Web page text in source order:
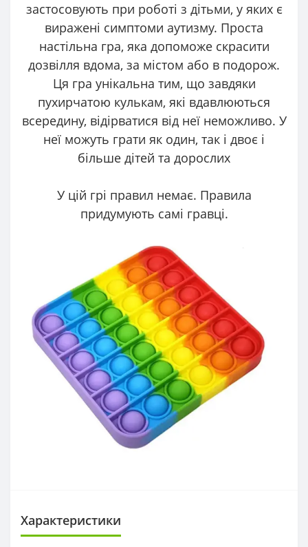
застосовують при роботі з дітьми, у яких є
виражені симптоми аутизму. Проста
настільна гра, яка допоможе скрасити
дозвілля вдома, за містом або в подорож.
Ця гра унікальна тим, що завдяки
пухирчатою кулькам, які вдавлюються
всередину, відірватися від неї неможливо. У
неї можуть грати як один, так і двоє і
більше дітей та дорослих
У цій грі правил немає. Правила
придумують самі гравці.
Характеристики